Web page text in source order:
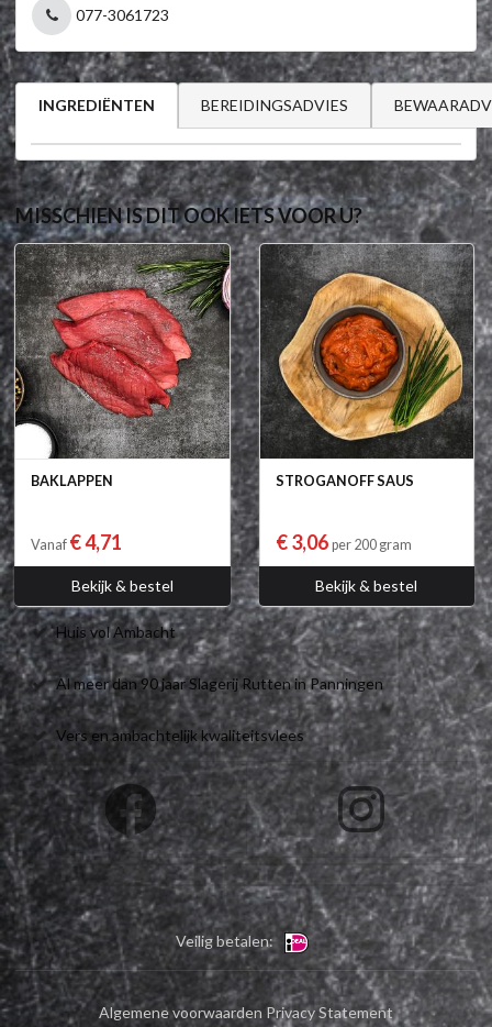
077-3061723
INGREDIËNTEN BEREIDINGSADVIES
MISSCHIEN IS DIT OOK IETS VOOR U?
BAKLAPPEN
Vanaf € 4,71
Bekijk & bestel
STROGANOFF SAUS
€ 3,06 per 200 gram
Bekijk & bestel
Huis vol Ambacht
Al meer dan 90 jaar Slagerij Rutten in Panningen
Vers en ambachtelijk kwaliteitsvlees
Veilig betalen:
Algemene voorwaarden Privacy Statement